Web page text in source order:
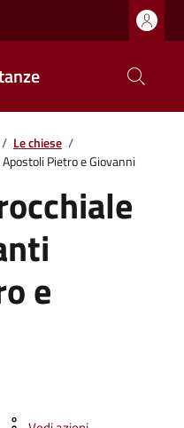
/ Le chiese /
Pietro e Giovanni
e